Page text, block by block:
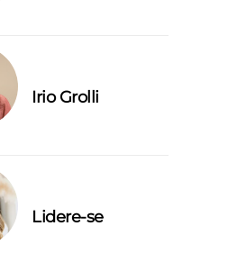
Irio Grolli
Lidere-se